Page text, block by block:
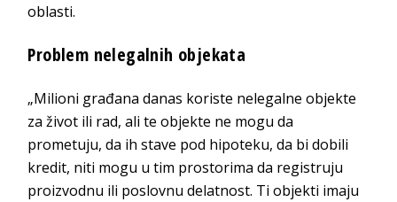
oblasti.
Problem nelegalnih objekata
„Milioni građana danas koriste nelegalne objekte
za život ili rad, ali te objekte ne mogu da
prometuju, da ih stave pod hipoteku, da bi dobili
kredit, niti mogu u tim prostorima da registruju
proizvodnu ili poslovnu delatnost. Ti objekti imaju